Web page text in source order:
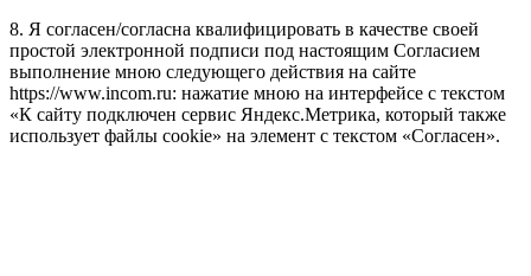
8. Я согласен/согласна квалифицировать в качестве своей
простой электронной подписи под настоящим Согласием
выполнение мною следующего действия на сайте
https://www.incom.ru: нажатие мною на интерфейсе с текстом
«К сайту подключен сервис Яндекс.Метрика, который также
использует файлы cookie» на элемент с текстом «Согласен».